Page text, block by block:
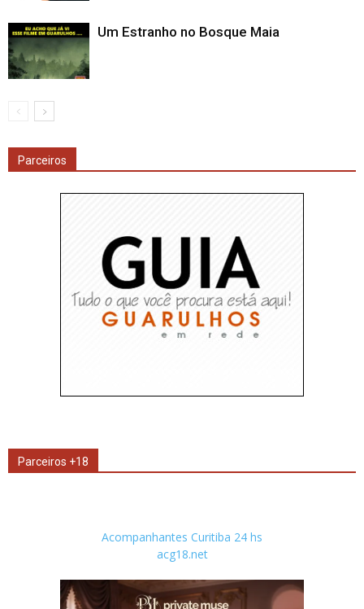
Um Estranho no Bosque Maia
Parceiros
Parceiros +18
Acompanhantes Curitiba 24 hs
acg18.net